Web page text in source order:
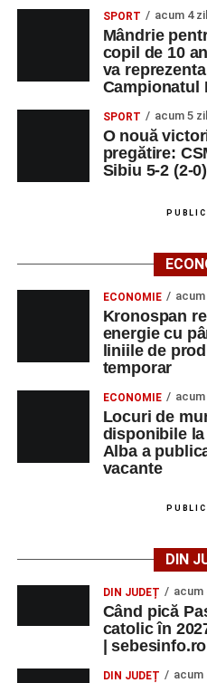
profesori, dedicată
valorile creștin-ortodoxe
elevilor. Născută din
formativă a Mănăstirii
sprijine profesorii în
oferindu-le nu doar
contexte de sprijin reciproc,
vocația pedagogică autentică.
Urmărește-ne
Ultimele știri din
Primăria Sebeș a
iluminatului public pe
apelului la economii al
Duminică, 23 august
2026 a adus emoție și
Facebook Messenger
SPORT acum 4
Mândrie
copil de 10
va
Campionatul
SPORT acum 5
O nouă
pregătire:
Sibiu 5-2 (2-0)
ECONOMIE
Kronospan
energie cu
liniile de
temporar
ECONOMIE
Locuri de
disponibile la
Alba a
vacante
DIN
DIN JUDEȚ acum
Când pică
catolic în
| sebesinfo.ro
DIN JUDEȚ acum